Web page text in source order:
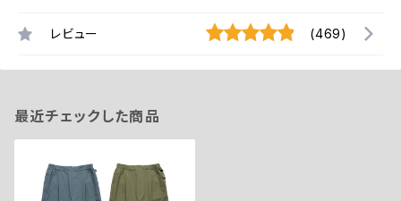
レビュー (469)
最近チェックした商品